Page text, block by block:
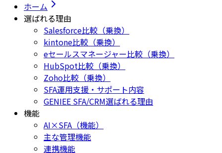
ホーム
選ばれる理由
Salesforce比較（乗換）
kintone比較（乗換）
eセールスマネージャー比較（乗換）
HubSpot比較（乗換）
Zoho比較（乗換）
SFA運用支援・サポート内容
GENIEE SFA/CRM選ばれる理由
機能
AI×SFA（機能）
主な管理機能
連携機能